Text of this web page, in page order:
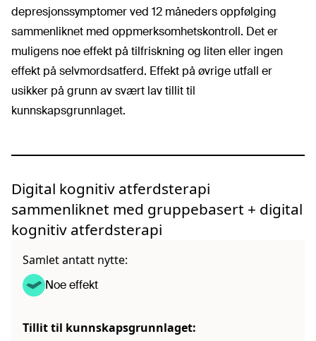
depresjonssymptomer ved 12 måneders oppfølging
sammenliknet med oppmerksomhetskontroll. Det er
muligens noe effekt på tilfriskning og liten eller ingen
effekt på selvmordsatferd. Effekt på øvrige utfall er
usikker på grunn av svært lav tillit til
kunnskapsgrunnlaget.
Digital kognitiv atferdsterapi
sammenliknet med gruppebasert + digital
kognitiv atferdsterapi
Samlet antatt nytte:
Noe effekt
Tillit til kunnskapsgrunnlaget: